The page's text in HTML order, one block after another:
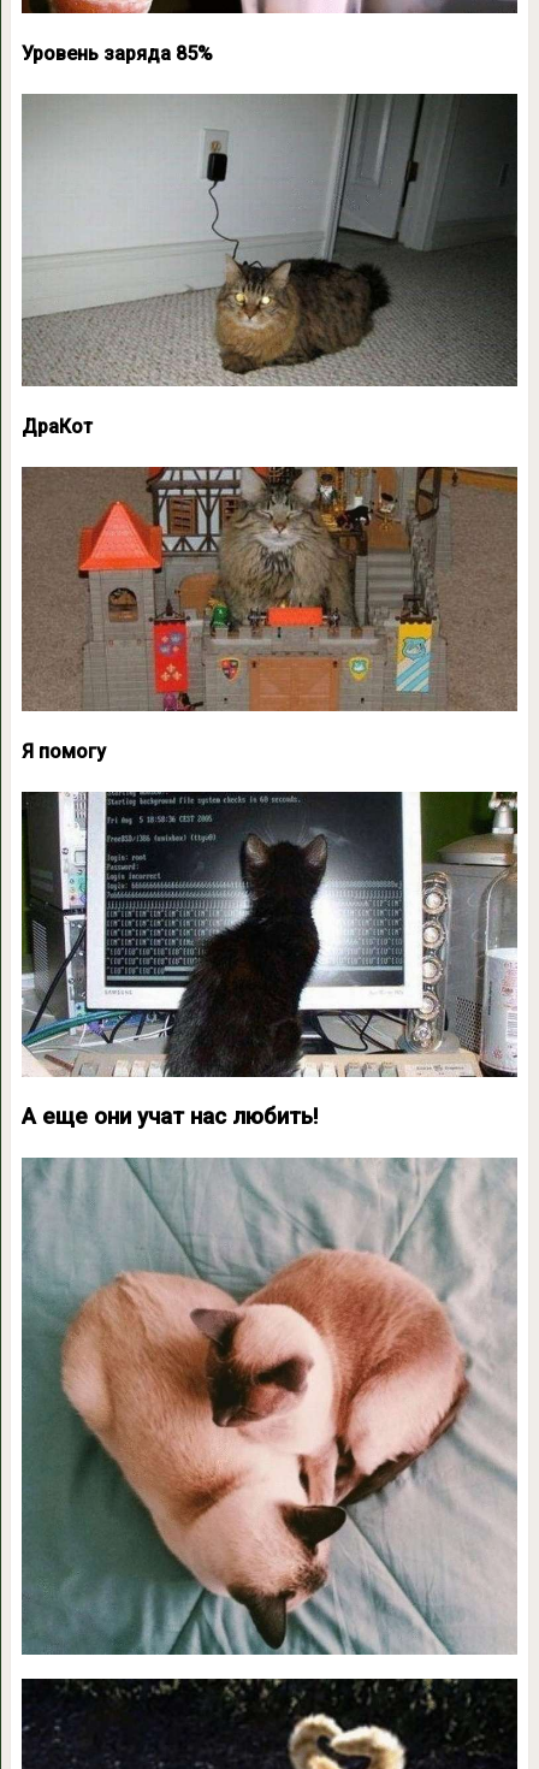
Уровень заряда 85%
ДраКот
Я помогу
А еще они учат нас любить!